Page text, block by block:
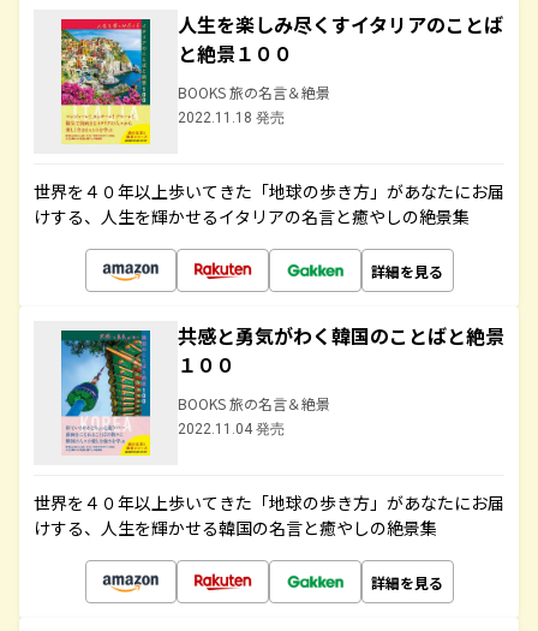
人生を楽しみ尽くすイタリアのことば
と絶景１００
BOOKS 旅の名言＆絶景
2022.11.18 発売
世界を４０年以上歩いてきた「地球の歩き方」があなたにお届
けする、人生を輝かせるイタリアの名言と癒やしの絶景集
詳細を見る
共感と勇気がわく韓国のことばと絶景
１００
BOOKS 旅の名言＆絶景
2022.11.04 発売
世界を４０年以上歩いてきた「地球の歩き方」があなたにお届
けする、人生を輝かせる韓国の名言と癒やしの絶景集
詳細を見る